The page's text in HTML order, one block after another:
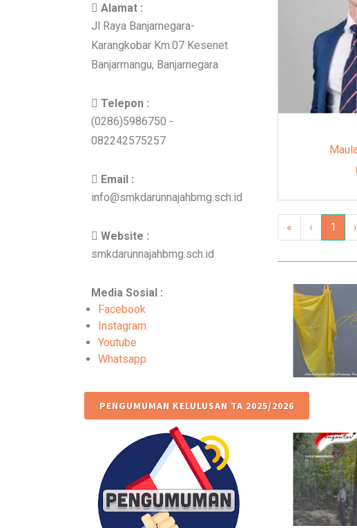
Alamat :
Jl Raya Banjarnegara-
Karangkobar Km.07 Kesenet
Banjarmangu, Banjarnegara
Telepon :
(0286)5986750 -
082242575257
Email :
info@smkdarunnajahbmg.sch.id
Website :
smkdarunnajahbmg.sch.id
Media Sosial :
Facebook
Instagram
Youtube
Whatsapp
PENGUMUMAN KELULUSAN TA 2025/2026
« ‹ 1 ›